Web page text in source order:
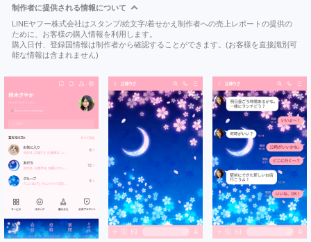
制作者に提供される情報について
LINEヤフー株式会社はスタンプ/絵文字/着せかえ制作者への売上レポートの提供の
ために、お客様の購入情報を利用します。
購入日付、登録国情報は制作者から確認することができます。(お客様を直接識別可
能な情報は含まれません)